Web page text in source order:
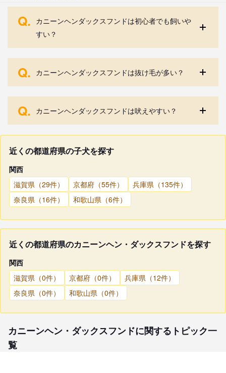
Q. カニーンヘンダックスフンドは初心者でも飼いや
すい？
Q. カニーンヘンダックスフンドは抜け毛が多い？
Q. カニーンヘンダックスフンドは吠えやすい？
近くの都道府県の子犬を探す
関西
滋賀県（29件）
京都府（55件）
兵庫県（135件）
奈良県（16件）
和歌山県（6件）
近くの都道府県のカニーンヘン・ダックスフンドを探す
関西
滋賀県（0件）
京都府（0件）
兵庫県（12件）
奈良県（0件）
和歌山県（0件）
カニーンヘン・ダックスフンドに関するトピック一
覧